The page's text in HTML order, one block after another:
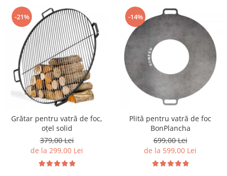
-21%
Grătar pentru vatră de foc,
oțel solid
379,00 Lei
de la 299,00 Lei
-14%
Plită pentru vatră de foc
BonPlancha
699,00 Lei
de la 599,00 Lei